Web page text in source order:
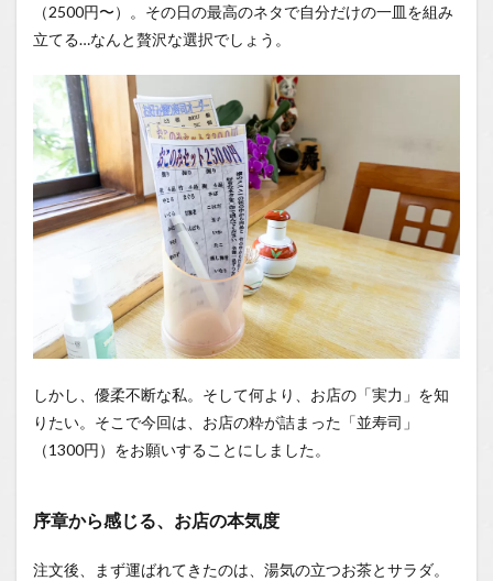
（2500円〜）。その日の最高のネタで自分だけの一皿を組み
立てる…なんと贅沢な選択でしょう。
しかし、優柔不断な私。そして何より、お店の「実力」を知
りたい。そこで今回は、お店の粋が詰まった「並寿司」
（1300円）をお願いすることにしました。
序章から感じる、お店の本気度
注文後、まず運ばれてきたのは、湯気の立つお茶とサラダ。